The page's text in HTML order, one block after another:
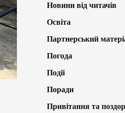
Новини від читачів
Освіта
Партнерський
Погода
Події
Поради
Привітання та